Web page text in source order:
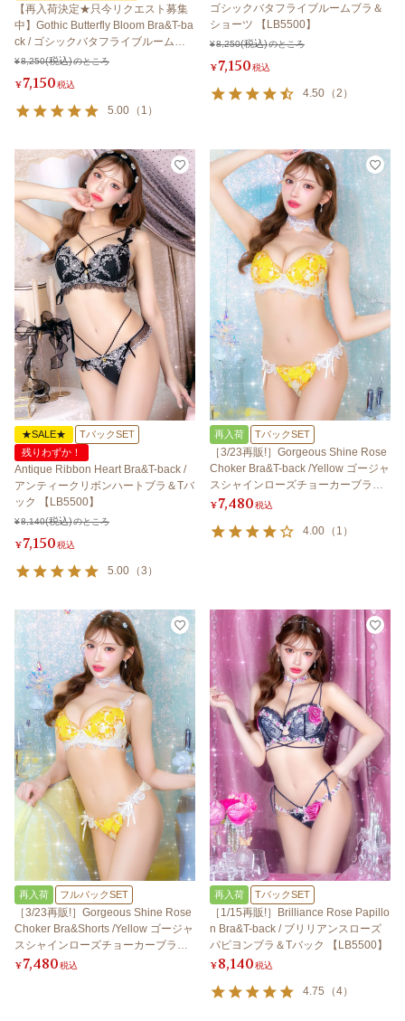
【再入荷決定★只今リクエスト募集
中】Gothic Butterfly Bloom Bra&T-ba
ck / ゴシックバタフライブルームブ
ラ＆Tバック 【LB5500】
¥8,250 のところ
¥7,150税込
5.00 （ 1 ）
ゴシックバタフライブルームブラ＆
ショーツ 【LB5500】
¥8,250 のところ
¥7,150税込
4.50 （2 ）
★SALE★
TバックSET
残りわずか！
Antique Ribbon Heart Bra&T-back /
アンティークリボンハートブラ＆Tバ
ック 【LB5500】
¥8,140 のところ
¥7,150税込
5.00 （3 ）
再入荷 TバックSET
［3/23再販!］Gorgeous Shine Rose
Choker Bra&T-back /Yellow ゴージャ
スシャインローズチョーカーブラ＆T
バック / イエロー
¥7,480税込
4.00 （ 1 ）
再入荷 フルバックSET
［3/23再販!］Gorgeous Shine Rose
Choker Bra&Shorts /Yellow ゴージャ
スシャインローズチョーカーブラ＆
ショーツ / イエロー
¥7,480税込
再入荷 TバックSET
［1/15再販!］Brilliance Rose Papillo
n Bra&T-back / ブリリアンスローズ
パピヨンブラ＆Tバック 【LB5500】
¥8,140税込
4.75 （4）